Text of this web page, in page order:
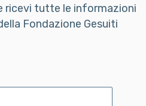
ricevi tutte le informazioni
Fondazione Gesuiti